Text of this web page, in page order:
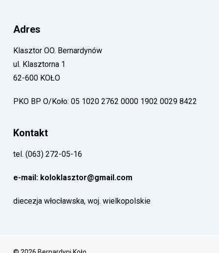
Adres
Klasztor OO. Bernardynów
ul. Klasztorna 1
62-600 KOŁO
PKO BP O/Koło: 05 1020 2762 0000 1902 0029 8422
Kontakt
tel. (063) 272-05-16
e-mail: koloklasztor@gmail.com
diecezja włocławska, woj. wielkopolskie